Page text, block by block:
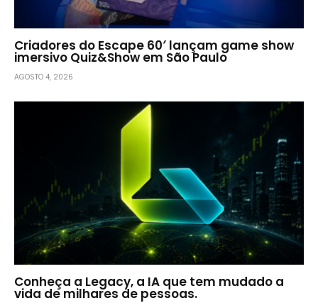
Criadores do Escape 60′ lançam game show
imersivo Quiz&Show em São Paulo
AGOSTO 4, 2026
Conheça a Legacy, a IA que tem mudado a
vida de milhares de pessoas.